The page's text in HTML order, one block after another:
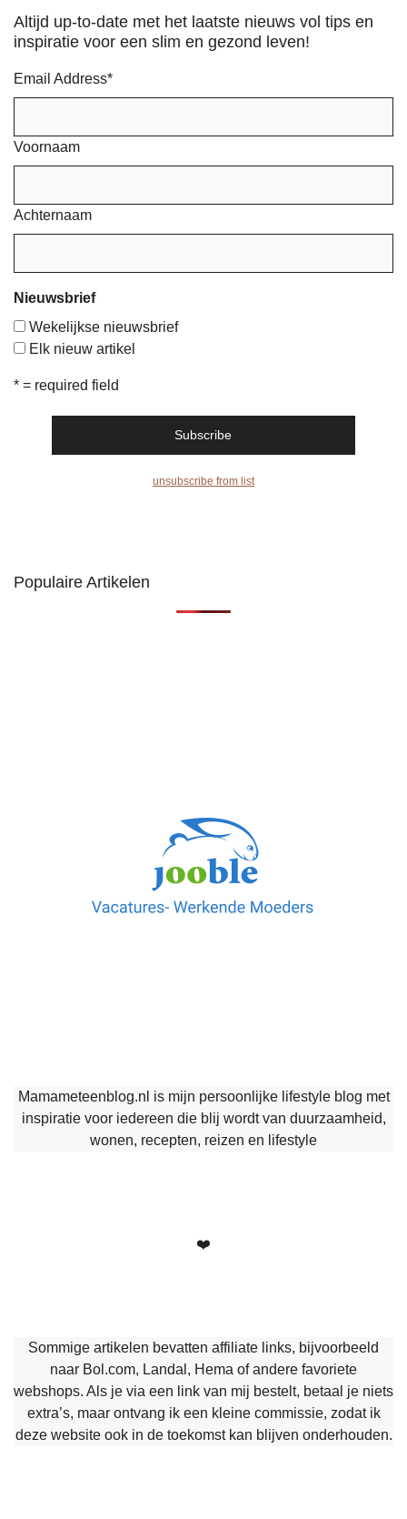
Altijd up-to-date met het laatste nieuws vol tips en
inspiratie voor een slim en gezond leven!
Email Address*
Voornaam
Achternaam
Nieuwsbrief
Wekelijkse nieuwsbrief
Elk nieuw artikel
* = required field
unsubscribe from list
Populaire Artikelen
Mamameteenblog.nl is mijn persoonlijke lifestyle blog met
inspiratie voor iedereen die blij wordt van duurzaamheid,
wonen, recepten, reizen en lifestyle
❤️
Sommige artikelen bevatten affiliate links, bijvoorbeeld
naar Bol.com, Landal, Hema of andere favoriete
webshops. Als je via een link van mij bestelt, betaal je niets
extra’s, maar ontvang ik een kleine commissie, zodat ik
deze website ook in de toekomst kan blijven onderhouden.